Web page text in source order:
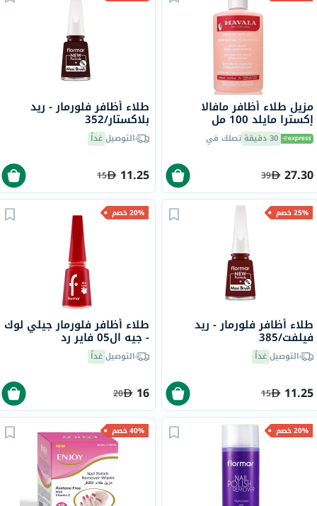
مزيل طلاء أظافر مافالا
إكسترا مايلد 100 مل
30 دقيقة تصلك في
27.30
39
طلاء أظافر فلورمار - ريد
بلاكستار/352
التوصيلغداً
11.25
15
25% خصم
طلاء أظافر فلورمار - ريد
فيلفت/385
التوصيلغداً
11.25
15
20% خصم
طلاء أظافر فلورمار جيلي لوك
- جيه ال05 فاير رد
التوصيلغداً
16
20
20% خصم 40% خصم